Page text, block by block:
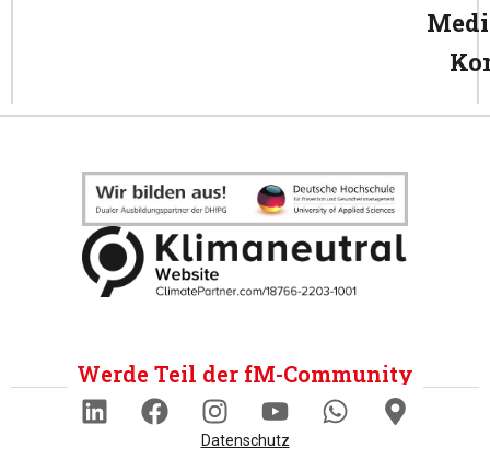
Werde Teil der fM-Community
Datenschutz